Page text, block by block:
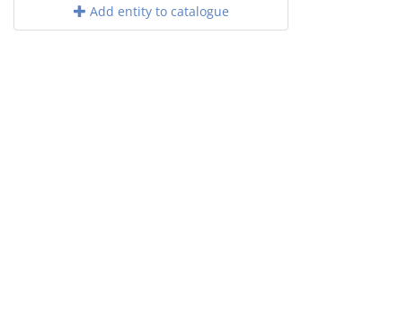
Add entity to catalogue